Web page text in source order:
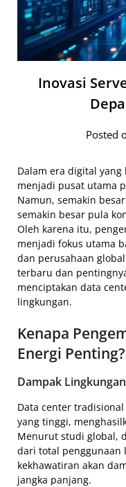
Inovasi
Posted
Dalam era digital
menjadi pusat utama
Namun, semakin
semakin besar pula
Oleh karena itu,
menjadi fokus utama
dan perusahaan
terbaru dan
menciptakan data
lingkungan.
Kenapa
Energi Penting?
Dampak
Data center
yang tinggi,
Menurut studi global,
dari total penggunaan
kekhawatiran akan
jangka panjang.